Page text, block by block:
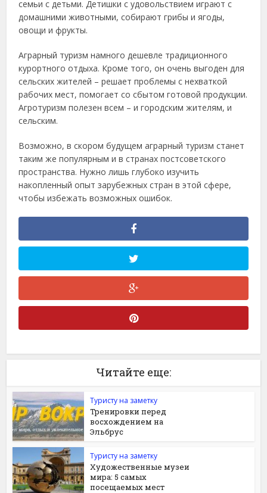
семьи с детьми. Детишки с удовольствием играют с
домашними животными, собирают грибы и ягоды,
овощи и фрукты.
Аграрный туризм намного дешевле традиционного
курортного отдыха. Кроме того, он очень выгоден для
сельских жителей – решает проблемы с нехваткой
рабочих мест, помогает со сбытом готовой продукции.
Агротуризм полезен всем – и городским жителям, и
сельским.
Возможно, в скором будущем аграрный туризм станет
таким же популярным и в странах постсоветского
пространства. Нужно лишь глубоко изучить
накопленный опыт зарубежных стран в этой сфере,
чтобы избежать возможных ошибок.
Читайте еще:
Туристу на заметку
Тренировки перед
восхождением на
Эльбрус
Туристу на заметку
Художественные музеи
мира: 5 самых
посещаемых мест